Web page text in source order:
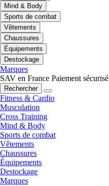
Mind & Body
Sports de combat
Vêtements
Chaussures
Équipements
Destockage
Marques
SAV en France Paiement sécurisé
Rechercher
Fitness & Cardio
Musculation
Cross Training
Mind & Body
Sports de combat
Vêtements
Chaussures
Équipements
Destockage
Marques